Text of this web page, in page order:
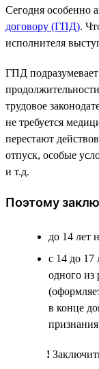
Сегодня особенно
договору (ГПД).
исполнителя
ГПД
трудовое
не требуется
перестают
отпуск, особые
и т.д.
Поэтому
до 14 лет
с 14 до
одного из
в конце
!